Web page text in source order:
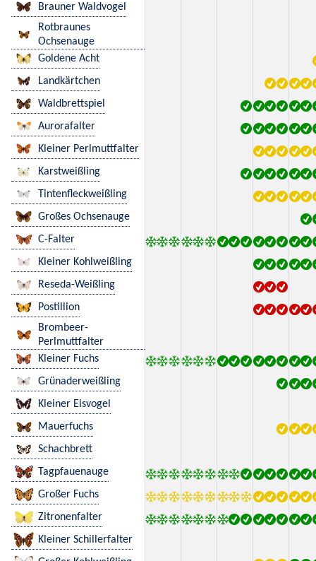
Brauner Waldvogel
Rotbraunes
Ochsenauge
Goldene Acht
Landkärtchen
Waldbrettspiel
Aurorafalter
Kleiner Perlmuttfalter
Karstweißling
Tintenfleckweißling
Großes Ochsenauge
C-Falter
Kleiner Kohlweißling
Reseda-Weißling
Postillion
Brombeer-
Perlmuttfalter
Kleiner Fuchs
Grünaderweißling
Kleiner Eisvogel
Mauerfuchs
Schachbrett
Tagpfauenauge
Großer Fuchs
Zitronenfalter
Kleiner Schillerfalter